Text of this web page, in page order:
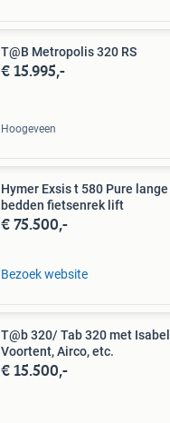
T@B Metropolis 320 RS
€ 15.995,-
Hoogeveen
Hymer Exsis t 580 Pure
bedden fietsenrek lift
€ 75.500,-
Bezoek website
T@b 320/ Tab 320 met
Voortent, Airco, etc.
€ 15.500,-